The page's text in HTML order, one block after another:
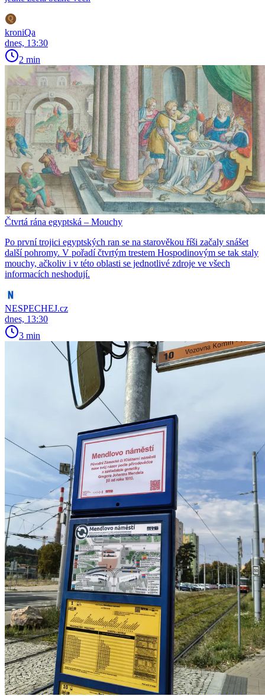
kroniQa
dnes, 13:30
2 min
Čtvrtá rána egyptská – Mouchy
Po první trojici egyptských ran se na starověkou říši začaly snášet
další pohromy. V pořadí čtvrtým trestem Hospodinovým se tak staly
mouchy, ačkoliv i v této oblasti se jednotlivé zdroje ve všech
informacích neshodují.
NESPECHEJ.cz
dnes, 13:30
3 min